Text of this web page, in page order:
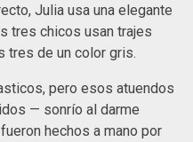
Julia usa una elegante
tres chicos usan trajes
tres de un color gris.
pero esos atuendos
— sonrío al darme
hechos a mano por